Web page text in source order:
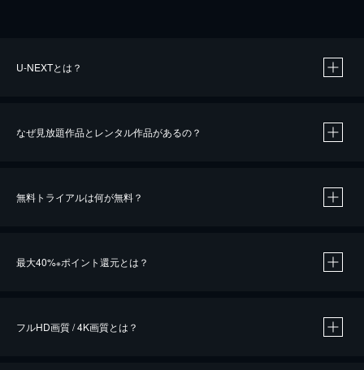
U-NEXTとは？
なぜ見放題作品とレンタル作品があるの？
無料トライアルは何が無料？
最大40%※ポイント還元とは？
フルHD画質 / 4K画質とは？